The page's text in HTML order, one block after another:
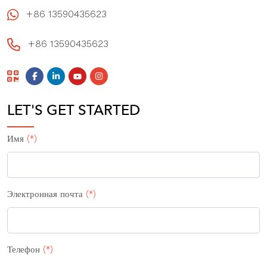
+86 13590435623
+86 13590435623
LET'S GET STARTED
Имя (*)
Электронная почта (*)
Телефон (*)